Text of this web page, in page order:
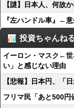
【謎】日本人、何故
『左ハンドル車』←
投資ちゃんね
イーロン・マスク←世
い」と感じない理由
【悲報】日本円、「
フリマ民「あと500円